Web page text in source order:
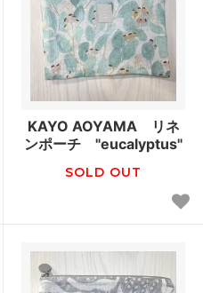
KAYO AOYAMA リネ
ンポーチ "eucalyptus"
SOLD OUT